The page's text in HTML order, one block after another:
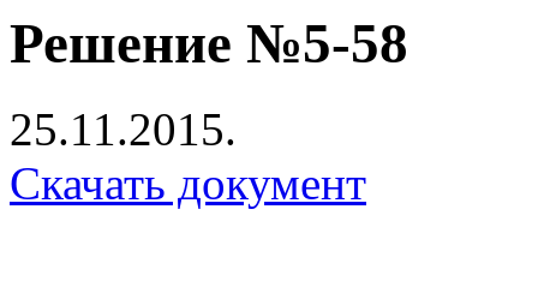
Решение №5-58
25.11.2015.
Скачать документ